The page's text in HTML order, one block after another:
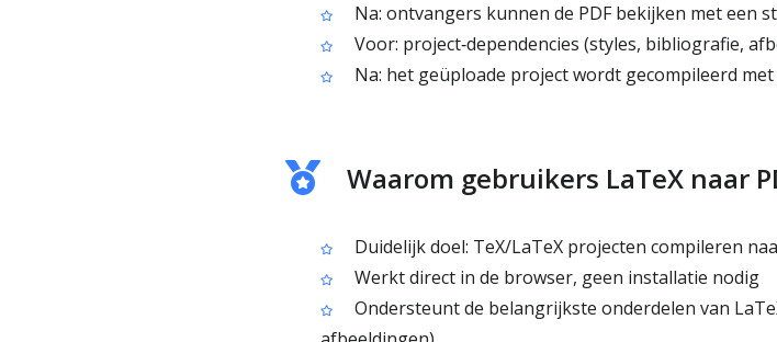
Na: ontvangers kunnen de PDF bekijken met een
Voor: project‑dependencies (styles, bibliografie,
Na: het geüploade project wordt gecompileerd
Waarom gebruikers LaTeX naar
Duidelijk doel: TeX/LaTeX projecten compileren
Werkt direct in de browser, geen installatie nodig
Ondersteunt de belangrijkste onderdelen van